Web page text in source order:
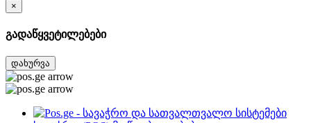
×
გადაწყვეტილებები
დახურვა